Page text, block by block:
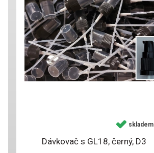
Dávkovač s GL18, černý, D3
skladem